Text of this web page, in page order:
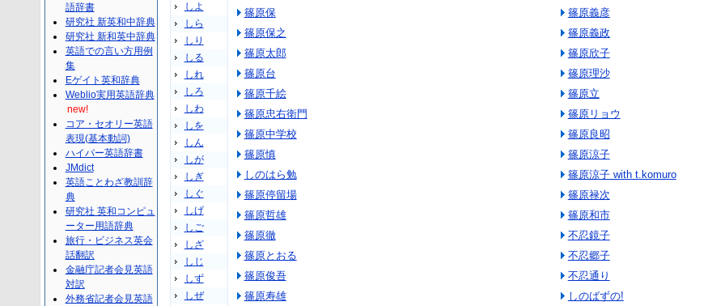
しよ
しら
しり
しる
しれ
しろ
しわ
しを
しん
しが
しぎ
しぐ
しげ
しご
しざ
しじ
しず
しぜ
篠原保
篠原保之
篠原太郎
篠原台
篠原千絵
篠原忠右衛門
篠原中学校
篠原慎
しのはら勉
篠原停留場
篠原哲雄
篠原徹
篠原とおる
篠原俊吾
篠原寿雄
篠原義彦
篠原義政
篠原欣子
篠原理沙
篠原立
篠原リョウ
篠原良昭
篠原涼子
篠原涼子 with t.komuro
篠原禄次
篠原和市
不忍鏡子
不忍郷子
不忍通り
しのばずの!
語辞書
研究社 新英和中辞典
研究社 新和英中辞典
英語での言い方用例
集
Eゲイト英和辞典
Weblio実用英語辞典
new!
コア・セオリー英語
表現(基本動詞)
ハイパー英語辞書
JMdict
英語ことわざ教訓辞
典
研究社 英和コンピュ
ーター用語辞典
旅行・ビジネス英会
話翻訳
金融庁記者会見英語
対訳
外務省記者会見英語